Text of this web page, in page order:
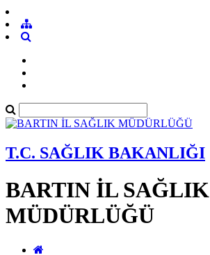
T.C. SAĞLIK BAKANLIĞI
BARTIN İL SAĞLIK
MÜDÜRLÜĞÜ